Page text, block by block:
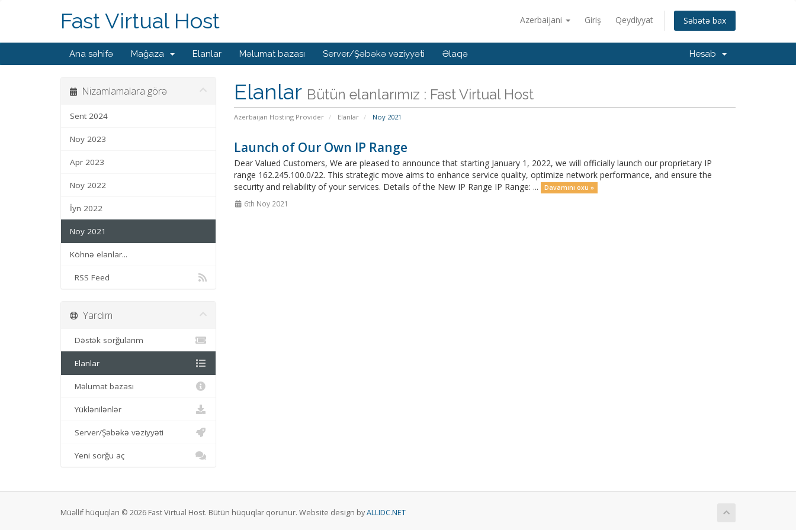
Azerbaijani Giriş Qeydiyyat Səbətə bax
Fast Virtual Host
Ana səhifə Mağaza Elanlar Məlumat bazası Server/Şəbəkə vəziyyəti Əlaqə Hesab
Elanlar Bütün elanlarımız : Fast Virtual Host
Azerbaijan Hosting Provider Elanlar Noy 2021
Nizamlamalara görə
Sent 2024
Noy 2023
Apr 2023
Noy 2022
İyn 2022
Noy 2021
Köhnə elanlar...
RSS Feed
Launch of Our Own IP Range
Dear Valued Customers, We are pleased to announce that starting January 1, 2022, we will officially launch our proprietary IP
range 162.245.100.0/22. This strategic move aims to enhance service quality, optimize network performance, and ensure the
security and reliability of your services. Details of the New IP Range IP Range: ...
Davamını oxu »
6th Noy 2021
Yardım
Dəstək sorğularım
Elanlar
Məlumat bazası
Yüklənilənlər
Server/Şəbəkə vəziyyəti
Yeni sorğu aç
Müəllif hüquqları © 2026 Fast Virtual Host. Bütün hüquqlar qorunur. Website design byALLIDC.NET